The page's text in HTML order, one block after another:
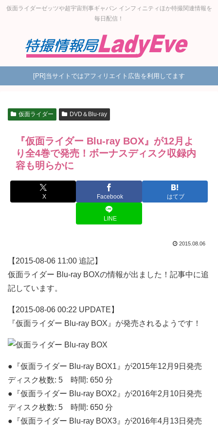
仮面ライダーゼッツや超宇宙刑事ギャバン インフィニティほか特撮関連情報を
毎日配信！
[PR]当サイトではアフィリエイト広告を利用してます
仮面ライダー DVD＆Blu-ray
『仮面ライダー Blu-ray BOX』が12月よ
り全4巻で発売！ボーナスディスク収録内
容も明らかに
X Facebook はてブ
LINE
2015.08.06
【2015-08-06 11:00 追記】
仮面ライダー Blu-ray BOXの情報が出ました！記事中に追
記しています。
【2015-08-06 00:22 UPDATE】
『仮面ライダー Blu-ray BOX』が発売されるようです！
●『仮面ライダー Blu-ray BOX1』が2015年12月9日発売
ディスク枚数: 5 時間: 650 分
●『仮面ライダー Blu-ray BOX2』が2016年2月10日発売
ディスク枚数: 5 時間: 650 分
●『仮面ライダー Blu-ray BOX3』が2016年4月13日発売